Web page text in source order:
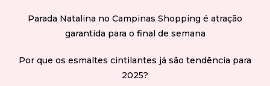
Parada Natalina no Campinas Shopping é atração
garantida para o final de semana
Por que os esmaltes cintilantes já são tendência para
2025?